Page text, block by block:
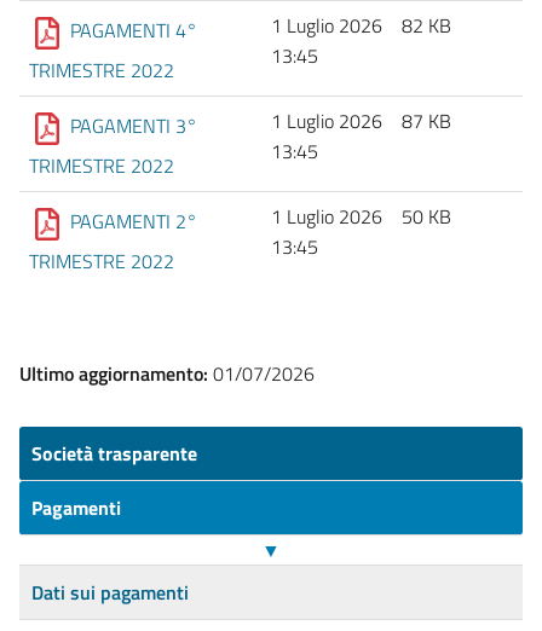
PAGAMENTI 4°
TRIMESTRE 2022
1 Luglio 2026
13:45
82 KB
PAGAMENTI 3°
TRIMESTRE 2022
1 Luglio 2026
13:45
87 KB
PAGAMENTI 2°
TRIMESTRE 2022
1 Luglio 2026
13:45
50 KB
Ultimo aggiornamento: 01/07/2026
Società trasparente
Pagamenti
▼
Dati sui pagamenti